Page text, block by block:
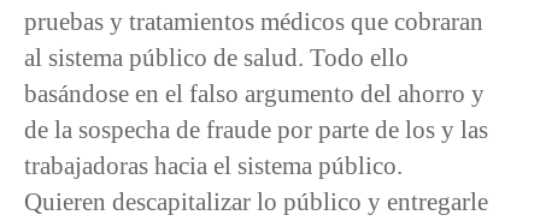
pruebas y tratamientos médicos que cobraran
al sistema público de salud. Todo ello
basándose en el falso argumento del ahorro y
de la sospecha de fraude por parte de los y las
trabajadoras hacia el sistema público.
Quieren descapitalizar lo público y entregarle